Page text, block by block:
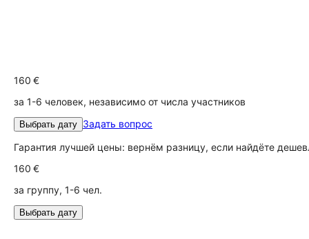
160 €
за 1-6 человек, независимо от числа участников
Выбрать дату Задать вопрос
Гарантия лучшей цены: вернём разницу, если найдёте
160 €
за группу, 1-6 чел.
Выбрать дату